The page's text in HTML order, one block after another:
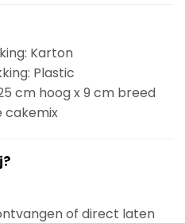
Karton
Plastic
cm hoog x 9 cm breed
cakemix
of direct laten